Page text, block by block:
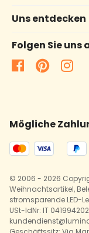
Uns entdecken
Folgen Sie uns
Mögliche
© 2006 - 2026
Weihnachtsartikel,
stromsparende LED-
USt-IdNr: IT